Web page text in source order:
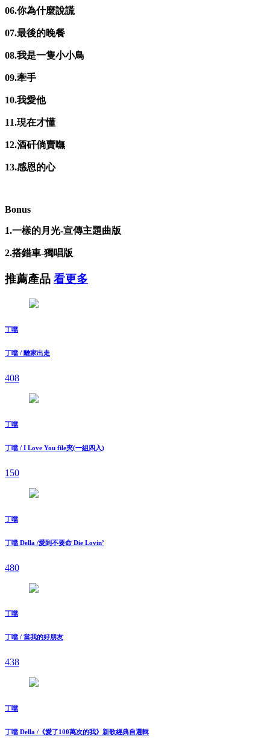
06.你為什麼說謊
07.最後的晚餐
08.我是一隻小小鳥
09.牽手
10.我愛他
11.現在才懂
12.酒矸倘賣嘸
13.感恩的心
Bonus
1.一樣的月光-宣傳主題曲版
2.搭錯車-獨唱版
推薦產品 看更多
丁噹
丁噹 / 離家出走
408
丁噹
丁噹 / I Love You file夾(一組四入)
150
丁噹
丁噹 Della /愛到不要命 Die Lovin’
480
丁噹
丁噹 / 當我的好朋友
438
丁噹
丁噹 Della /《愛了100萬次的我》新歌經典自選輯